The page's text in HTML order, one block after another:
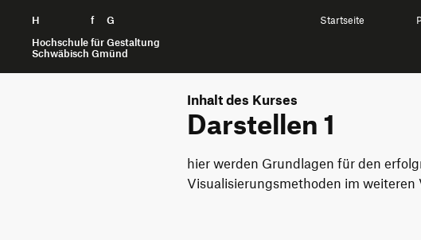
H f
G
Hochschule für Gestaltung
Schwäbisch Gmünd
Zum Seiteninhalt springen Startseite
Inhalt des Kurses
Darstellen 1
hier werden Grundlagen für den
Visualisierungsmethoden im weiteren